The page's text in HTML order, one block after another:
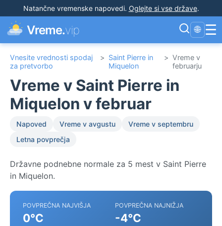
Natančne vremenske napovedi. Oglejte si vse države.
Vreme.vip 🌐 ☰
Vnesite vrednosti spodaj
za pretvorbo
> Saint Pierre in
Miquelon
> Vreme v
februarju
Vreme v Saint Pierre in
Miquelon v februar
Napoved Vreme v avgustu
Vreme v septembru
Letna povprečja
Državne podnebne normale za 5 mest v Saint Pierre
in Miquelon.
POVPREČNA NAJVIŠJA
0°C
POVPREČNA NAJNIŽJA
-4°C